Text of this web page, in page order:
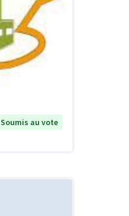
Soumis au vote